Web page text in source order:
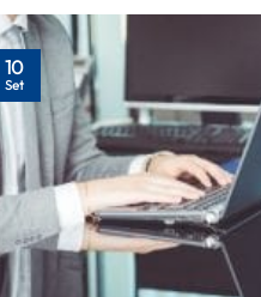
10
Set